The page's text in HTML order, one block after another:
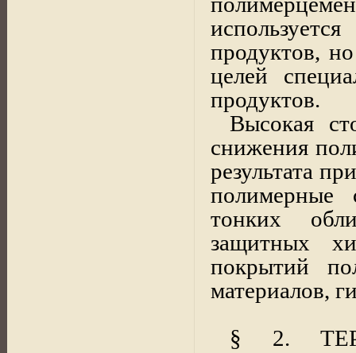
продуктов,
целей
продуктов.
Высокая
снижения
результата при
полимерные
тонких
защитных
покрытий
материалов,
§ 2.